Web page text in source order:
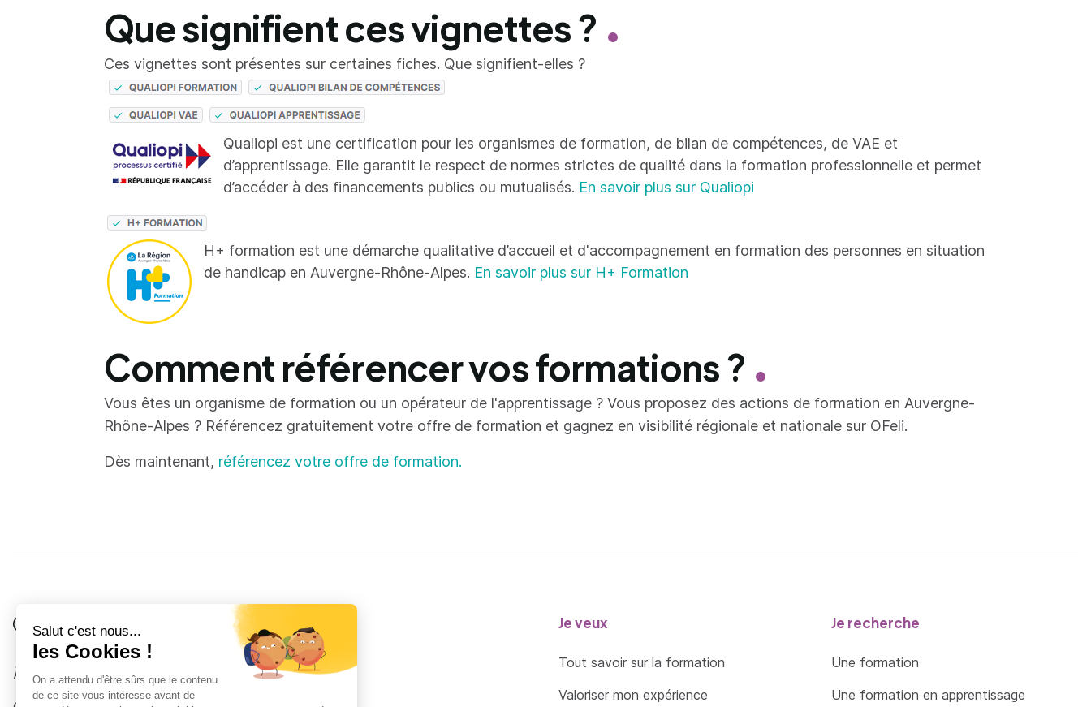
Que signifient ces vignettes ?
Ces vignettes sont présentes sur certaines fiches. Que signifient-elles ?
Qualiopi est une certification pour les organismes de formation, de bilan de compétences, de VAE et
d’apprentissage. Elle garantit le respect de normes strictes de qualité dans la formation professionnelle et permet
d’accéder à des financements publics ou mutualisés. En savoir plus sur Qualiopi
H+ formation est une démarche qualitative d’accueil et d'accompagnement en formation des personnes en situation
de handicap en Auvergne-Rhône-Alpes. En savoir plus sur H+ Formation
Comment référencer vos formations ?
Vous êtes un organisme de formation ou un opérateur de l'apprentissage ? Vous proposez des actions de formation en Auvergne-
Rhône-Alpes ? Référencez gratuitement votre offre de formation et gagnez en visibilité régionale et nationale sur OFeli.
Dès maintenant, référencez votre offre de formation.
Côté Formations
À propos
Je suis
Au collège
Je veux
Tout savoir sur la formation
Valoriser mon expérience
Je recherche
Une formation
Une formation en apprentissage